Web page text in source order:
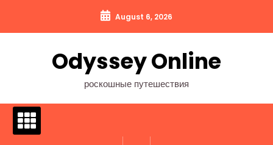
содержимому
August 6, 2026
Odyssey Online
роскошные путешествия